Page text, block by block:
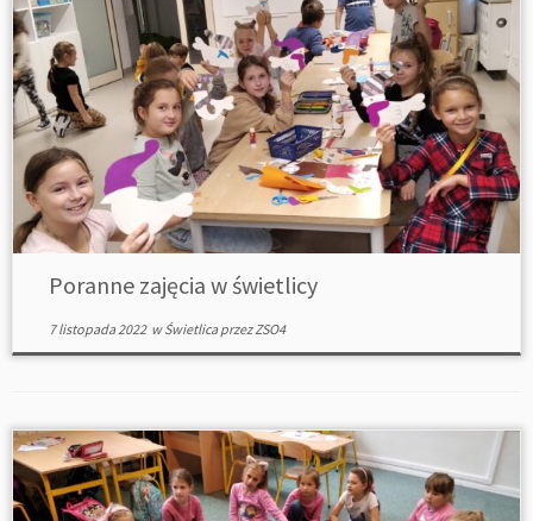
Poranne zajęcia w świetlicy
7 listopada 2022wŚwietlicaprzezZSO4